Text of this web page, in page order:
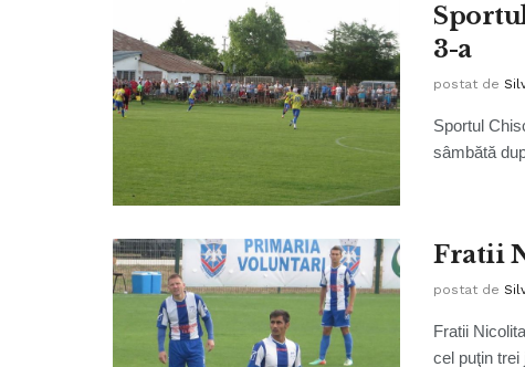
3-a
postat de
Sportul
sâmbătă
Fratii
postat de
Fratii
cel puţin trei